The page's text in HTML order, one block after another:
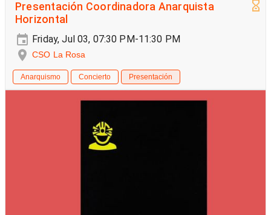
Presentación Coordinadora Anarquista
Horizontal
Friday, Jul 03, 07:30 PM-11:30 PM
CSO La Rosa
Anarquismo Concierto Presentación